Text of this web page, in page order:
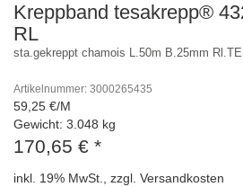
Kreppband tesakrepp®
RL
sta.gekreppt chamois L.50m B.25mm
Artikelnummer: 3000265435
59,25 €/M
Gewicht: 3.048 kg
170,65 € *
inkl. 19% MwSt., zzgl. Versandkosten